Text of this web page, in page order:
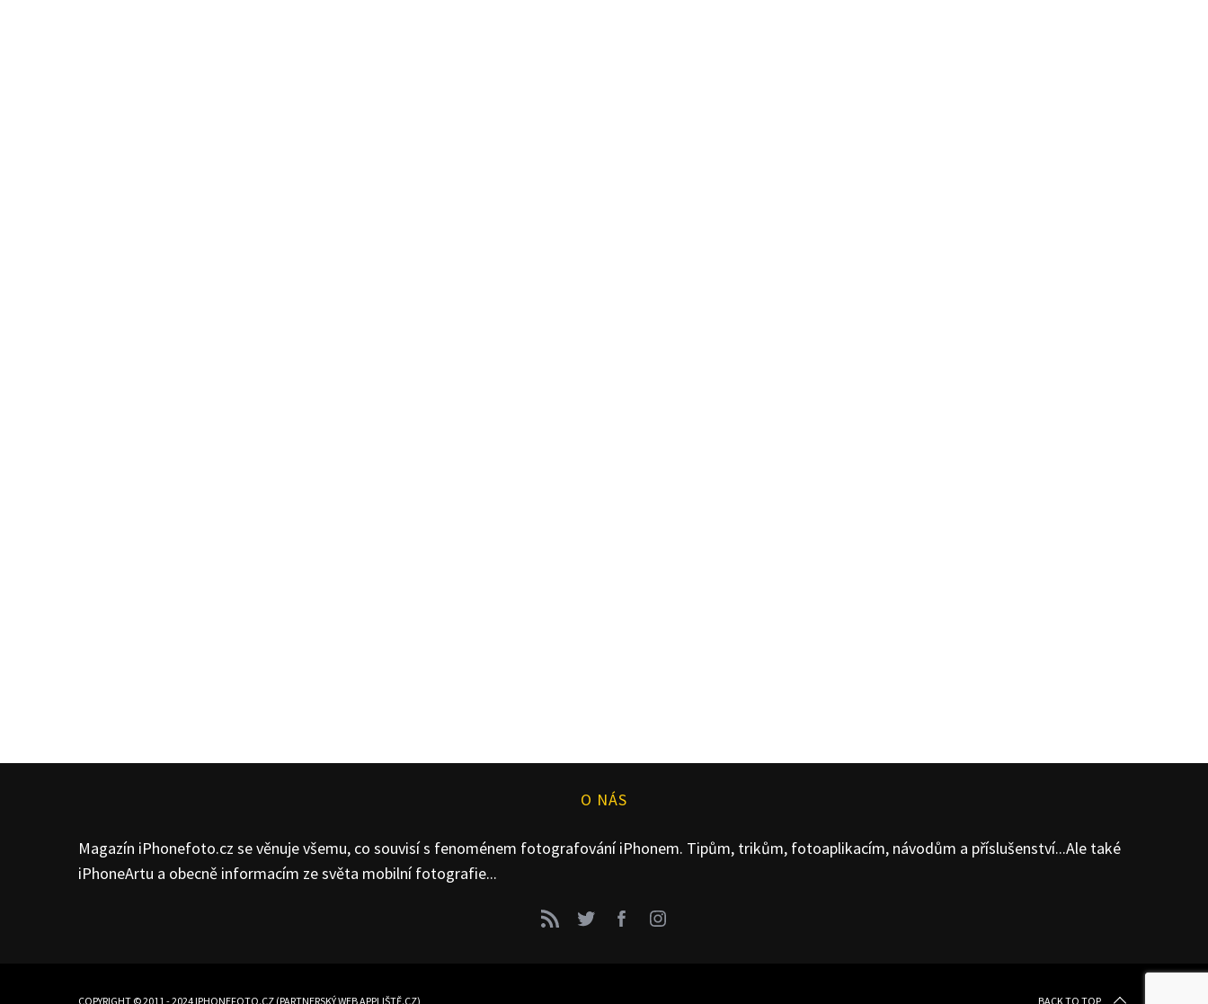
O NÁS
Magazín iPhonefoto.cz se věnuje všemu, co souvisí s fenoménem fotografování iPhonem. Tipům, trikům, fotoaplikacím, návodům a příslušenství...Ale také
iPhoneArtu a obecně informacím ze světa mobilní fotografie...
COPYRIGHT © 2011 - 2024 IPHONEFOTO.CZ (PARTNERSKÝ WEBAPPLIŠTĚ.CZ) BACK TO TOP